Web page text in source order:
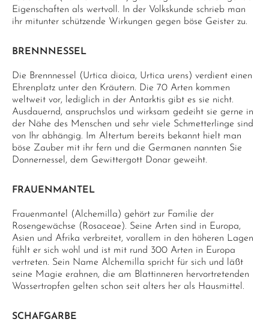
Eigenschaften als wertvoll. In der Volkskunde schrieb man
ihr mitunter schützende Wirkungen gegen böse Geister zu.
BRENNNESSEL
Die Brennnessel (Urtica dioica, Urtica urens) verdient einen
Ehrenplatz unter den Kräutern. Die 70 Arten kommen
weltweit vor, lediglich in der Antarktis gibt es sie nicht.
Ausdauernd, anspruchslos und wirksam gedeiht sie gerne in
der Nähe des Menschen und sehr viele Schmetterlinge sind
von Ihr abhängig. Im Altertum bereits bekannt hielt man
böse Zauber mit ihr fern und die Germanen nannten Sie
Donnernessel, dem Gewittergott Donar geweiht.
FRAUENMANTEL
Frauenmantel (Alchemilla) gehört zur Familie der
Rosengewächse (Rosaceae). Seine Arten sind in Europa,
Asien und Afrika verbreitet, vorallem in den höheren Lagen
fühlt er sich wohl und ist mit rund 300 Arten in Europa
vertreten. Sein Name Alchemilla spricht für sich und läßt
seine Magie erahnen, die am Blattinneren hervortretenden
Wassertropfen gelten schon seit alters her als Hausmittel.
SCHAFGARBE